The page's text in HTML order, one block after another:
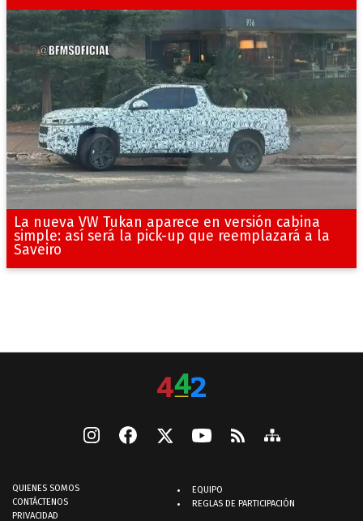
La nueva VW Tukan aparece en versión cabina
simple: así será la pick-up que reemplazará a la
Saveiro
QUIENES SOMOS
CONTÁCTENOS
PRIVACIDAD
EQUIPO
REGLAS DE PARTICIPACIÓN